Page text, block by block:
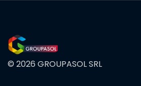
© 2026 GROUPASOL SRL